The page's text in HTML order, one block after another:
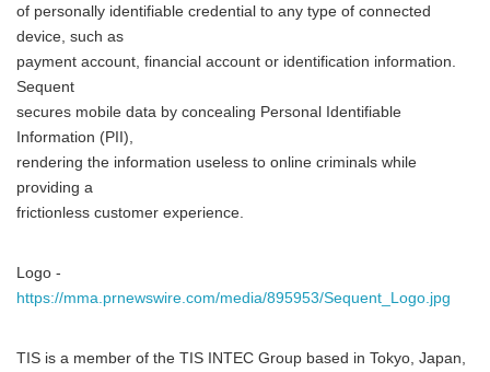
of personally identifiable credential to any type of connected
device, such as
payment account, financial account or identification information.
Sequent
secures mobile data by concealing Personal Identifiable
Information (PII),
rendering the information useless to online criminals while
providing a
frictionless customer experience.
Logo -
https://mma.prnewswire.com/media/895953/Sequent_Logo.jpg
TIS is a member of the TIS INTEC Group based in Tokyo, Japan,